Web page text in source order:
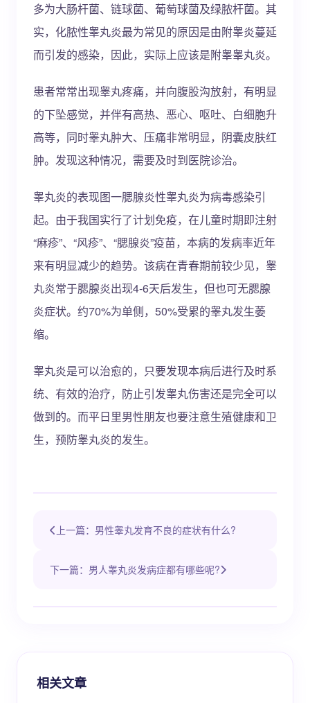
多为大肠杆菌、链球菌、葡萄球菌及绿脓杆菌。其
实，化脓性睾丸炎最为常见的原因是由附睾炎蔓延
而引发的感染，因此，实际上应该是附睾睾丸炎。
患者常常出现睾丸疼痛，并向腹股沟放射，有明显
的下坠感觉，并伴有高热、恶心、呕吐、白细胞升
高等，同时睾丸肿大、压痛非常明显，阴囊皮肤红
肿。发现这种情况，需要及时到医院诊治。
睾丸炎的表现图一腮腺炎性睾丸炎为病毒感染引
起。由于我国实行了计划免疫，在儿童时期即注射
“麻疹”、“风疹”、“腮腺炎”疫苗，本病的发病率近年
来有明显减少的趋势。该病在青春期前较少见，睾
丸炎常于腮腺炎出现4-6天后发生，但也可无腮腺
炎症状。约70%为单侧，50%受累的睾丸发生萎
缩。
睾丸炎是可以治愈的，只要发现本病后进行及时系
统、有效的治疗，防止引发睾丸伤害还是完全可以
做到的。而平日里男性朋友也要注意生殖健康和卫
生，预防睾丸炎的发生。
上一篇：男性睾丸发育不良的症状有什么?
下一篇：男人睾丸炎发病症都有哪些呢?
相关文章